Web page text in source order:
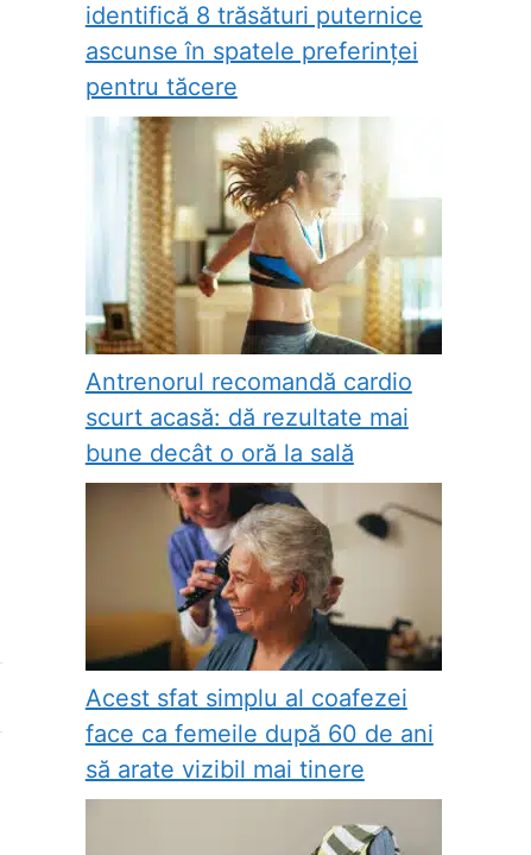
identifică 8 trăsături puternice
ascunse în spatele preferinței
pentru tăcere
Antrenorul recomandă cardio
scurt acasă: dă rezultate mai
bune decât o oră la sală
Acest sfat simplu al coafezei
face ca femeile după 60 de ani
să arate vizibil mai tinere